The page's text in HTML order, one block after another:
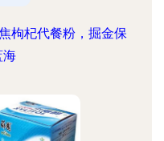
枸杞代餐粉，掘金保
海